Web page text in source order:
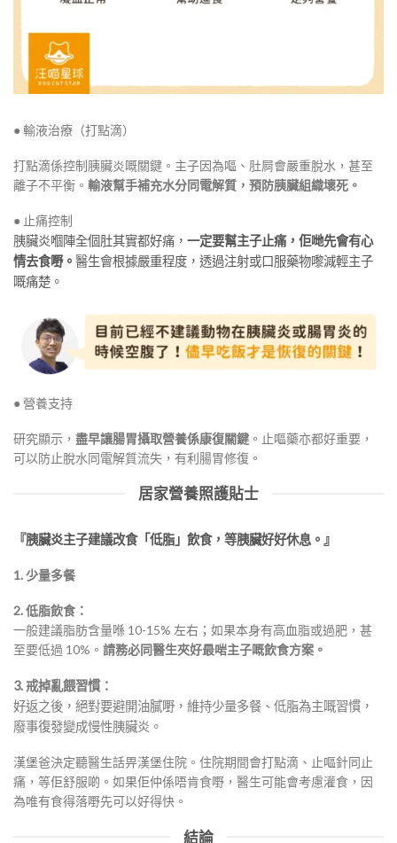
● 輸液治療（打點滴）
打點滴係控制胰臟炎嘅關鍵。主子因為嘔、肚屙會嚴重脫水，甚至
離子不平衡。 輸液幫手補充水分同電解質，預防胰臟組織壞死。
● 止痛控制
胰臟炎嗰陣全個肚其實都好痛， 一定要幫主子止痛，佢哋先會有心
情去食嘢。 醫生會根據嚴重程度，透過注射或口服藥物嚟減輕主子
嘅痛楚。
● 營養支持
研究顯示， 盡早讓腸胃攝取營養係康復關鍵 。止嘔藥亦都好重要，
可以防止脫水同電解質流失，有利腸胃修復。
居家營養照護貼士
『胰臟炎主子建議改食「低脂」飲食，等胰臟好好休息。』
1. 少量多餐
2.低脂飲食：
一般建議脂肪含量喺 10-15% 左右；如果本身有高血脂或過肥，甚
至要低過 10%。 請務必同醫生夾好最啱主子嘅飲食方案。
3. 戒掉亂餵習慣：
好返之後，絕對要避開油膩嘢，維持少量多餐、低脂為主嘅習慣，
廢事復發變成慢性胰臟炎。
漢堡爸決定聽醫生話畀漢堡住院。住院期間會打點滴、止嘔針同止
痛，等佢舒服啲。如果佢仲係唔肯食嘢，醫生可能會考慮灌食，因
為唯有食得落嘢先可以好得快。
結論